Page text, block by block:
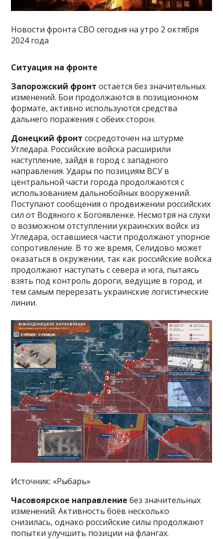
Новости фронта СВО сегодня на утро 2 октября
2024 года
Ситуация на фронте
Запорожский фронт остаётся без значительных
изменений. Бои продолжаются в позиционном
формате, активно используются средства
дальнего поражения с обеих сторон.
Донецкий фронт сосредоточен на штурме
Угледара. Российские войска расширили
наступление, зайдя в город с западного
направления. Удары по позициям ВСУ в
центральной части города продолжаются с
использованием дальнобойных вооружений.
Поступают сообщения о продвижении российских
сил от Водяного к Богоявленке. Несмотря на слухи
о возможном отступлении украинских войск из
Угледара, оставшиеся части продолжают упорное
сопротивление. В то же время, Селидово может
оказаться в окружении, так как российские войска
продолжают наступать с севера и юга, пытаясь
взять под контроль дороги, ведущие в город, и
тем самым перерезать украинские логистические
линии.
Источник: «Рыбарь»
Часовоярское направление без значительных
изменений. Активность боёв несколько
снизилась, однако российские силы продолжают
попытки улучшить позиции на флангах.